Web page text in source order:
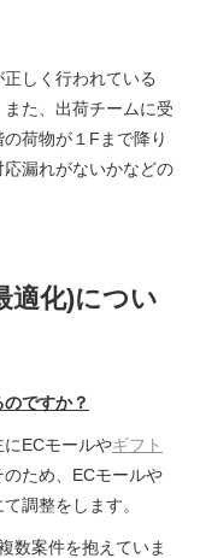
しく行われている
た、出荷チームに受
荷物が１Fまで降り
漏れがないかなどの
適化)につい
ですか？
ECモールやギフト
のため、ECモールや
調整をします。
数案件を抱えていま